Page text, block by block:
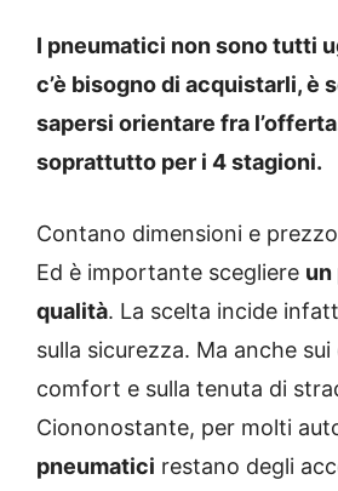
I pneumatici non sono tutti
c’è bisogno di acquistarli, è
sapersi orientare fra
soprattutto per i 4 stagioni.
Contano dimensioni e
Ed è importante scegliere un
qualità. La scelta incide
sulla sicurezza. Ma anche sui
comfort e sulla tenuta di
Ciononostante, per molti
pneumatici restano degli